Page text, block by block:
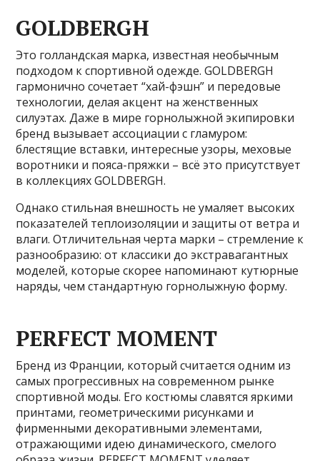
GOLDBERGH
Это голландская марка, известная необычным
подходом к спортивной одежде. GOLDBERGH
гармонично сочетает “хай-фэшн” и передовые
технологии, делая акцент на женственных
силуэтах. Даже в мире горнолыжной экипировки
бренд вызывает ассоциации с гламуром:
блестящие вставки, интересные узоры, меховые
воротники и пояса-пряжки – всё это присутствует
в коллекциях GOLDBERGH.
Однако стильная внешность не умаляет высоких
показателей теплоизоляции и защиты от ветра и
влаги. Отличительная черта марки – стремление к
разнообразию: от классики до экстравагантных
моделей, которые скорее напоминают кутюрные
наряды, чем стандартную горнолыжную форму.
PERFECT MOMENT
Бренд из Франции, который считается одним из
самых прогрессивных на современном рынке
спортивной моды. Его костюмы славятся яркими
принтами, геометрическими рисунками и
фирменными декоративными элементами,
отражающими идею динамического, смелого